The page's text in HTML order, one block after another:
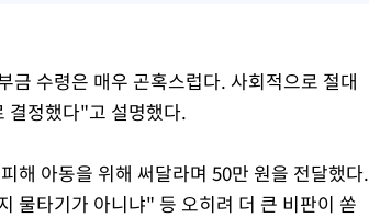
수령은 매우 곤혹스럽다. 사회적으로 절대
결정했다"고 설명했다.
해 아동을 위해 써달라며 50만 원을 전달했다.
물타기가 아니냐" 등 오히려 더 큰 비판이 쏟